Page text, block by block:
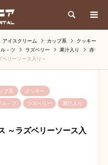
検索
アイスクリーム カップ系
クッキー
ル－ツ ラズベリー 果汁入り
赤
リーソース入り～
プ系 クッキー
ル－ツ ラズベリー 果汁入り
～ラズベリーソース入